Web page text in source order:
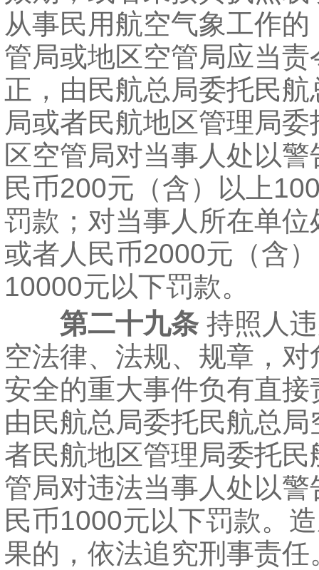
从事民用航空气象工作的
管局或地区空管局应当责
正，由民航总局委托民航
局或者民航地区管理局委
区空管局对当事人处以警
民币200元（含）以上
罚款；对当事人所在单位
或者人民币2000元（含
10000元以下罚款。
第二十九条持照人
空法律、法规、规章，对
安全的重大事件负有直接
由民航总局委托民航总局
者民航地区管理局委托民
管局对违法当事人处以警
民币1000元以下罚款。
果的，依法追究刑事责任